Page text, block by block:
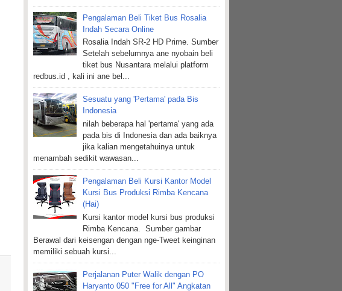
Pengalaman Beli Tiket Bus Rosalia
Indah Secara Online
Rosalia Indah SR-2 HD Prime. Sumber
Setelah sebelumnya ane nyobain beli
tiket bus Nusantara melalui platform
redbus.id , kali ini ane bel...
Sesuatu yang 'Pertama' pada Bis
Indonesia
nilah beberapa hal 'pertama' yang ada
pada bis di Indonesia dan ada baiknya
jika kalian mengetahuinya untuk
menambah sedikit wawasan...
Pengalaman Beli Kursi Kantor Model
Kursi Bus Produksi Rimba Kencana
(Hai)
Kursi kantor model kursi bus produksi
Rimba Kencana. Sumber gambar
Berawal dari keisengan dengan nge-Tweet keinginan
memiliki sebuah kursi...
Perjalanan Puter Walik dengan PO
Haryanto 050 "Free for All" Angkatan